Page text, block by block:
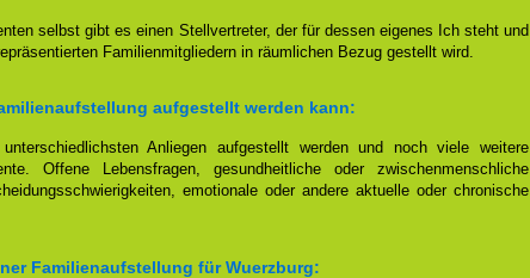
selbst gibt es einen Stellvertreter, der für dessen eigenes Ich steht und
Familienmitgliedern in räumlichen Bezug gestellt wird.
aufgestellt werden kann:
Anliegen aufgestellt werden und noch viele weitere
Offene Lebensfragen, gesundheitliche oder zwischenmenschliche
emotionale oder andere aktuelle oder chronische
Familienaufstellung für Wuerzburg: